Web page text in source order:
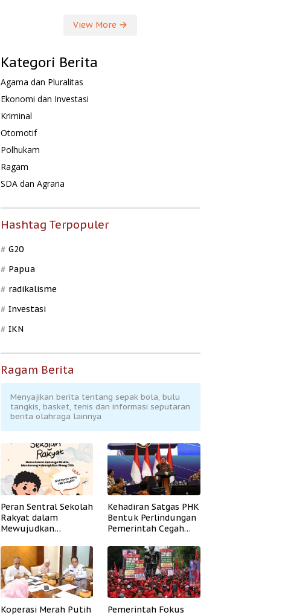
View More
Kategori Berita
Agama dan Pluralitas
Ekonomi dan Investasi
Kriminal
Otomotif
Polhukam
Ragam
SDA dan Agraria
Hashtag Terpopuler
G20
Papua
radikalisme
Investasi
IKN
Ragam Berita
Menyajikan berita tentang sepak bola, bulu
tangkis, basket, tenis dan informasi seputaran
berita olahraga lainnya
Peran Sentral Sekolah
Rakyat dalam
Mewujudkan
Kehadiran Satgas PHK
Bentuk Perlindungan
Pemerintah Cegah
Koperasi Merah Putih
Pemerintah Fokus